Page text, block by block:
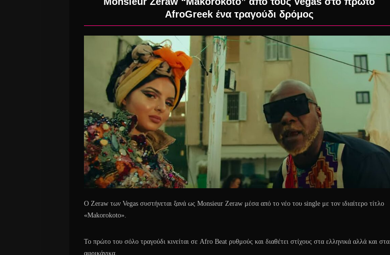
AfroGreek ένα τραγούδι δρόμος
Ο Ζeraw των Vegas συστήνεται ξανά ως Monsieur Zeraw μέσα από το νέο του single με τον ιδιαίτερο τίτλο
«Makorokoto».
Το πρώτο του σόλο τραγούδι κινείται σε Afro Beat ρυθμούς και διαθέτει στίχους στα ελληνικά αλλά και στα
αφρικάνικα.